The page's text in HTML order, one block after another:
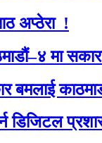
अप्ठेरा !
मा
बमलाई
डिजिटल